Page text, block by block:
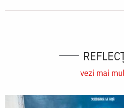
vezi mai